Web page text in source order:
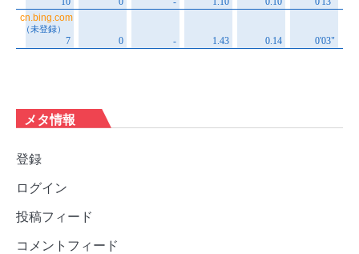
メタ情報
登録
ログイン
投稿フィード
コメントフィード